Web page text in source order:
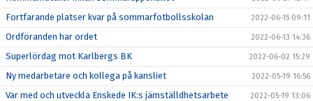
Fortfarande platser kvar på sommarfotbollsskolan 2022-06-15 09:11
Ordföranden har ordet 2022-06-13 14:36
Superlördag mot Karlbergs BK 2022-06-02 15:29
Ny medarbetare och kollega på kansliet 2022-05-19 16:56
Var med och utveckla Enskede IK:s jämställdhetsarbete 2022-05-19 13:06